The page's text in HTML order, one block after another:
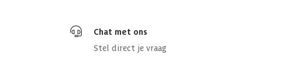
Chat met ons
Stel direct je vraag